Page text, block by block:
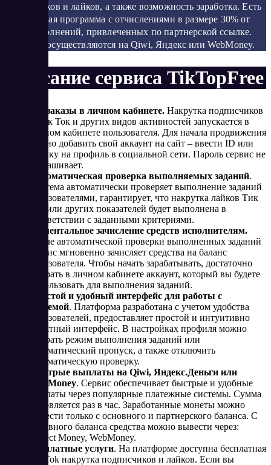
подписчиков и лайков, а также возможность заработка. Есть
реферальная программа с отчислениями в размере 30% от
сумм пополнений, привлеченных по партнерской ссылке.
Выплаты осуществляются на Qiwi, Яндекс или WebMoney.
Описание сервиса TikTopFree
Все заказы в личном кабинете. Накрутка подписчиков
в Тик Ток и других видов активностей запускается в
личном кабинете пользователя. Для начала продвижения
нужно добавить свой аккаунт на сайт – ввести ID или
ссылку на профиль в социальной сети. Пароль сервис не
запрашивает.
Автоматическая проверка выполняемых заданий.
Система автоматически проверяет выполнение заданий
пользователями, гарантирует, что накрутка лайков Тик
Ток или других показателей будет выполнена в
соответствии с заданными критериями.
Моментальное зачисление средств исполнителям.
После автоматической проверки выполненных заданий
сервис мгновенно зачисляет средства на баланс
пользователя. Чтобы начать зарабатывать, достаточно
выбрать в личном кабинете аккаунт, который вы будете
использовать для выполнения заданий.
Простой и удобный интерфейс для работы с
системой. Платформа разработана с учетом удобства
пользователей, предоставляет простой и интуитивно
понятный интерфейс. В настройках профиля можно
выбрать режим выполнения заданий или
автоматический пропуск, а также отключить
автоматическую проверку.
Быстрые выплаты на Qiwi, Яндекс.Деньги или
WebMoney. Сервис обеспечивает быстрые и удобные
выплаты через популярные платежные системы. Сумма
обновляется раз в час. Заработанные монеты можно
вывести только с основного и партнерского баланса. С
основного баланса средства можно вывести через:
Perfect Money, WebMoney.
Бесплатные услуги. На платформе доступна бесплатная
Tik Tok накрутка подписчиков и лайков. Если вы